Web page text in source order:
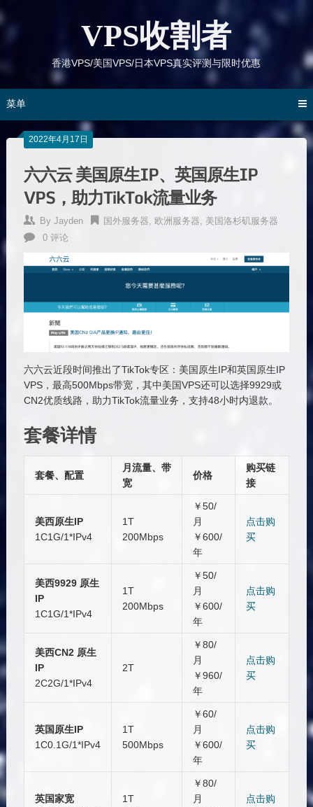
到
VPS收割者
香港VPS/美国VPS/日本VPS真实评测与限时优惠
菜单
2022年4月17日
六六云 美国原生IP、英国原生IP
VPS，助力TikTok流量业务
By Jayden 国外服务器, 欧洲服务器, 美国洛杉矶服务器
0 评论
六六云近段时间推出了TikTok专区：美国原生IP和英国原生IP
VPS，最高500Mbps带宽，其中美国VPS还可以选择9929或
CN2优质线路，助力TikTok流量业务，支持48小时内退款。
套餐详情
套餐、配置
月流量、带
宽
价格
购买链
接
美西原生IP
1C1G/1*IPv4
1T
200Mbps
￥50/
月
￥600/
年
点击购
买
美西9929 原生
IP
1C1G/1*IPv4
1T
200Mbps
￥50/
月
￥600/
年
点击购
买
美西CN2 原生
IP
2C2G/1*IPv4
2T
￥80/
月
￥960/
年
点击购
买
英国原生IP
1C0.1G/1*IPv4
1T
500Mbps
￥60/
月
￥600/
年
点击购
买
英国家宽
1T
￥80/
月
点击购